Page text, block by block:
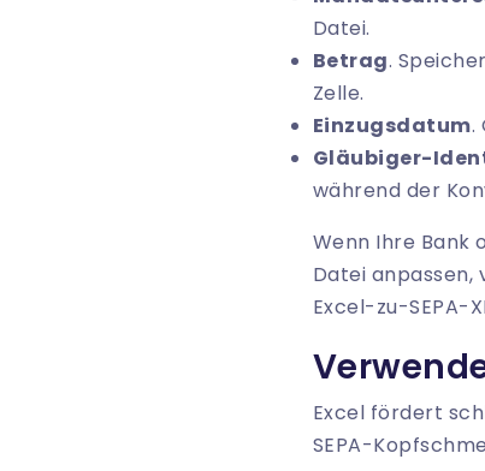
Datei.
Betrag.
Zelle.
Einzugsdatum.
Gläubiger-
während der
Wenn Ihre Bank
Datei anpassen,
Excel-zu-SEPA-
Excel fördert
SEPA-